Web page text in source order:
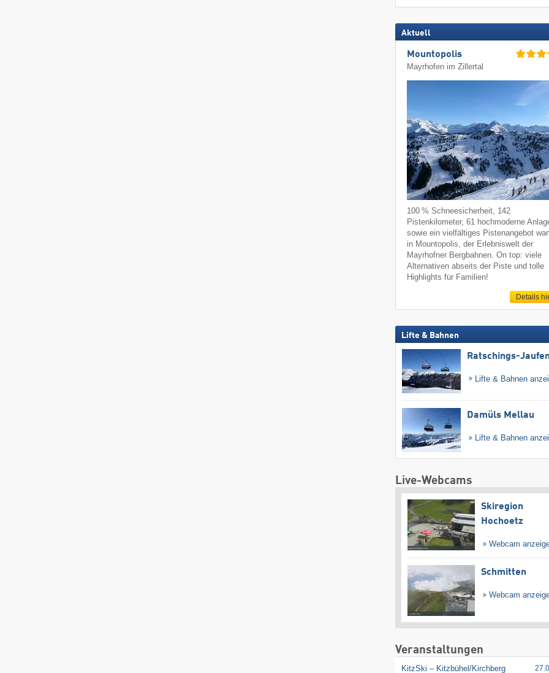
Aktuell
Mountopolis
Mayrhofen im Zillertal
100 % Schneesicherheit, 142
Pistenkilometer, 61 hochmoderne
sowie ein vielfältiges Pistenangebot
in Mountopolis, der Erlebniswelt der
Mayrhofner Bergbahnen. On top: viele
Alternativen abseits der Piste und tolle
Highlights für Familien!
Details
Lifte & Bahnen
Ratschings-
Lifte & Bahnen
Damüls Mellau
Lifte & Bahnen
Live-Webcams
Skiregion
Hochoetz
Webcam
Schmitten
Webcam
Veranstaltungen
KitzSki – Kitzbühel/​Kirchberg